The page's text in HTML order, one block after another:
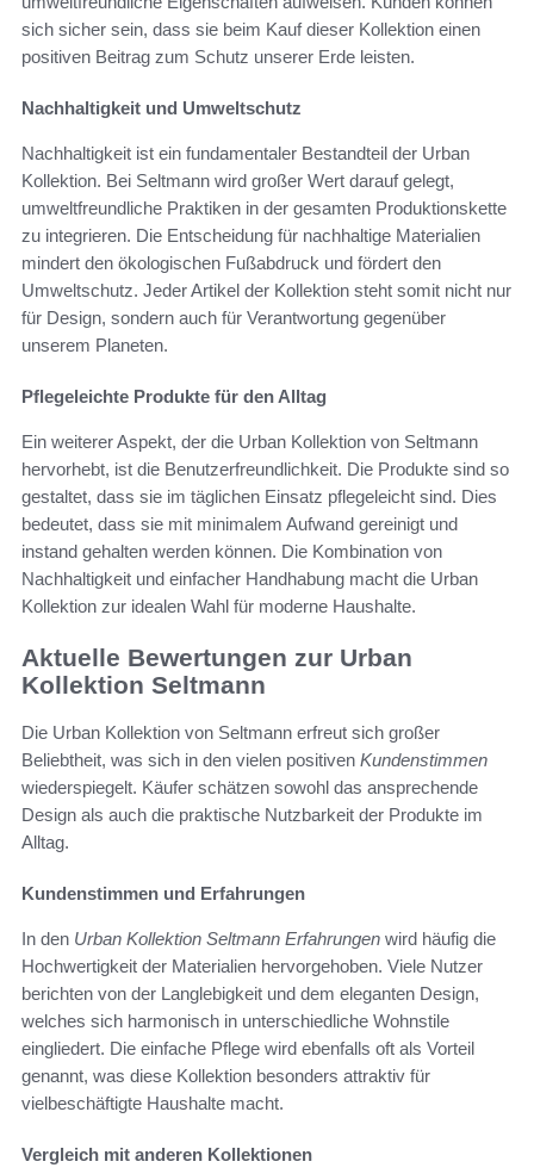
sich sicher sein, dass sie beim Kauf dieser Kollektion einen
positiven Beitrag zum Schutz unserer Erde leisten.
Nachhaltigkeit und Umweltschutz
Nachhaltigkeit ist ein fundamentaler Bestandteil der Urban
Kollektion. Bei Seltmann wird großer Wert darauf gelegt,
umweltfreundliche Praktiken in der gesamten Produktionskette
zu integrieren. Die Entscheidung für nachhaltige Materialien
mindert den ökologischen Fußabdruck und fördert den
Umweltschutz. Jeder Artikel der Kollektion steht somit nicht nur
für Design, sondern auch für Verantwortung gegenüber
unserem Planeten.
Pflegeleichte Produkte für den Alltag
Ein weiterer Aspekt, der die Urban Kollektion von Seltmann
hervorhebt, ist die Benutzerfreundlichkeit. Die Produkte sind so
gestaltet, dass sie im täglichen Einsatz pflegeleicht sind. Dies
bedeutet, dass sie mit minimalem Aufwand gereinigt und
instand gehalten werden können. Die Kombination von
Nachhaltigkeit und einfacher Handhabung macht die Urban
Kollektion zur idealen Wahl für moderne Haushalte.
Aktuelle Bewertungen zur Urban
Kollektion Seltmann
Die Urban Kollektion von Seltmann erfreut sich großer
Beliebtheit, was sich in den vielen positiven Kundenstimmen
wiederspiegelt. Käufer schätzen sowohl das ansprechende
Design als auch die praktische Nutzbarkeit der Produkte im
Alltag.
Kundenstimmen und Erfahrungen
In den Urban Kollektion Seltmann Erfahrungen wird häufig die
Hochwertigkeit der Materialien hervorgehoben. Viele Nutzer
berichten von der Langlebigkeit und dem eleganten Design,
welches sich harmonisch in unterschiedliche Wohnstile
eingliedert. Die einfache Pflege wird ebenfalls oft als Vorteil
genannt, was diese Kollektion besonders attraktiv für
vielbeschäftigte Haushalte macht.
Vergleich mit anderen Kollektionen